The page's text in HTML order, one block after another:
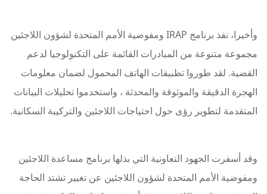
وأخيرا، نفذ برنامج IRAP ومفوضية الأمم المتحدة لشؤون اللاجئين
مجموعة متنوعة من المبادرات القائمة على التكنولوجيا لدعم
القضية. لقد طوروا تطبيقات الهاتف المحمول لضمان معلومات
الهجرة الدقيقة والموثوقة والمحدثة ، واستخدموا تحليلات البيانات
المتقدمة لتطوير رؤى حول احتياجات اللاجئين والتركيبة السكانية.
وقد أسفرت الجهود التعاونية التي بذلها برنامج مساعدة اللاجئين
ومفوضية الأمم المتحدة لشؤون اللاجئين عن تغيير تشتد الحاجة